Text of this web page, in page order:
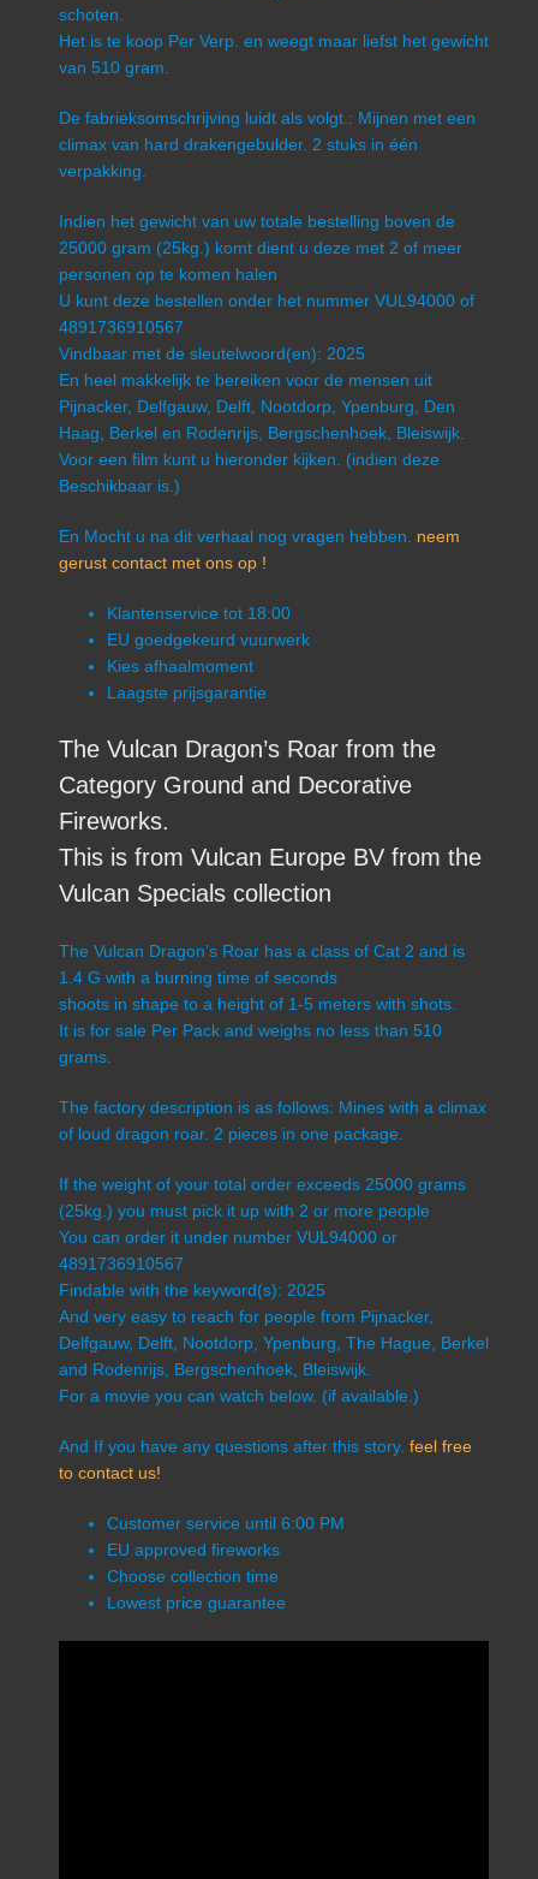
schoten.
Het is te koop Per Verp. en weegt maar liefst het gewicht
van 510 gram.
De fabrieksomschrijving luidt als volgt.: Mijnen met een
climax van hard drakengebulder. 2 stuks in één
verpakking.
Indien het gewicht van uw totale bestelling boven de
25000 gram (25kg.) komt dient u deze met 2 of meer
personen op te komen halen
U kunt deze bestellen onder het nummer VUL94000 of
4891736910567
Vindbaar met de sleutelwoord(en): 2025
En heel makkelijk te bereiken voor de mensen uit
Pijnacker, Delfgauw, Delft, Nootdorp, Ypenburg, Den
Haag, Berkel en Rodenrijs, Bergschenhoek, Bleiswijk.
Voor een film kunt u hieronder kijken. (indien deze
Beschikbaar is.)
En Mocht u na dit verhaal nog vragen hebben. neem
gerust contact met ons op !
Klantenservice tot 18:00
EU goedgekeurd vuurwerk
Kies afhaalmoment
Laagste prijsgarantie
The Vulcan Dragon’s Roar from the
Category Ground and Decorative
Fireworks.
This is from Vulcan Europe BV from the
Vulcan Specials collection
The Vulcan Dragon’s Roar has a class of Cat 2 and is
1.4 G with a burning time of seconds
shoots in shape to a height of 1-5 meters with shots.
It is for sale Per Pack and weighs no less than 510
grams.
The factory description is as follows: Mines with a climax
of loud dragon roar. 2 pieces in one package.
If the weight of your total order exceeds 25000 grams
(25kg.) you must pick it up with 2 or more people
You can order it under number VUL94000 or
4891736910567
Findable with the keyword(s): 2025
And very easy to reach for people from Pijnacker,
Delfgauw, Delft, Nootdorp, Ypenburg, The Hague, Berkel
and Rodenrijs, Bergschenhoek, Bleiswijk.
For a movie you can watch below. (if available.)
And If you have any questions after this story. feel free
to contact us!
Customer service until 6:00 PM
EU approved fireworks
Choose collection time
Lowest price guarantee